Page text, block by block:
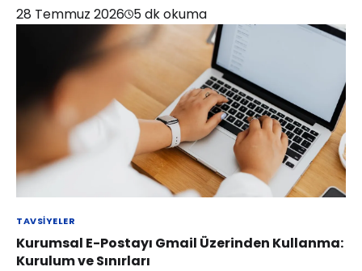
28 Temmuz 2026 5dk okuma
TAVSIYELER
Kurumsal E-Postayı Gmail Üzerinden Kullanma:
Kurulum ve Sınırları